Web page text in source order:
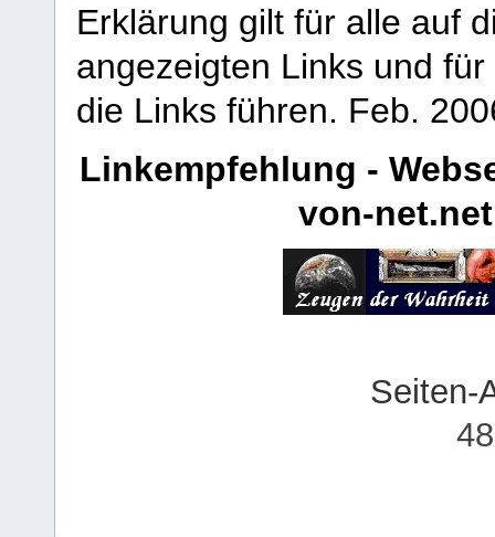
Erklärung gilt für alle auf
angezeigten Links und
die Links führen. Feb.
Linkempfehlung -
von-net.net
Seiten-